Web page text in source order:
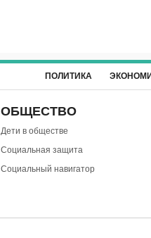
ПОЛИТИКА
ОБЩЕСТВО
Дети в обществе
Социальная защита
Социальный навигатор